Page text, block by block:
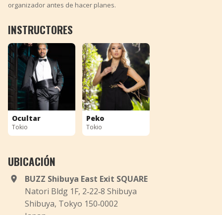
organizador antes de hacer planes.
INSTRUCTORES
Ocultar
Tokio
Peko
Tokio
UBICACIÓN
BUZZ Shibuya East Exit SQUARE
Natori Bldg 1F, 2‑22‑8 Shibuya
Shibuya, Tokyo 150‑0002